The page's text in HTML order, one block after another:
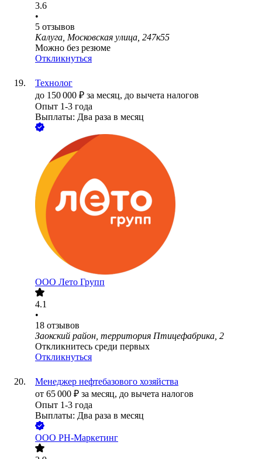
3.6
•
5 отзывов
Калуга, Московская улица, 247к55
Можно без резюме
Откликнуться
Технолог
до 150 000 ₽ за месяц, до вычета налогов
Опыт 1-3 года
Выплаты: Два раза в месяц
ООО Лето Групп
4.1
•
18 отзывов
Заокский район, территория Птицефабрика, 2
Откликнитесь среди первых
Откликнуться
Менеджер нефтебазового хозяйства
от 65 000 ₽ за месяц, до вычета налогов
Опыт 1-3 года
Выплаты: Два раза в месяц
ООО РН-Маркетинг